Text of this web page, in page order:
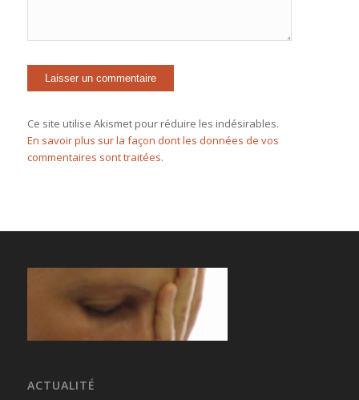
Ce site utilise Akismet pour réduire les indésirables.
En savoir plus sur la façon dont les données de vos
commentaires sont traitées.
ACTUALITÉ